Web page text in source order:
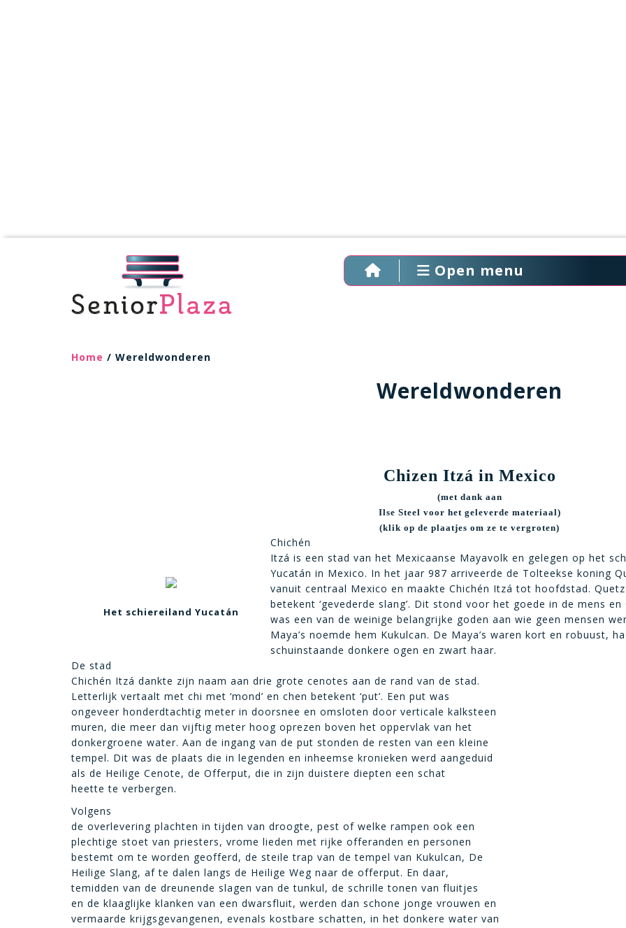
Open menu
Home / Wereldwonderen
Wereldwonderen
Chizen Itzá in Mexico
(met dank aan
Ilse Steel voor het geleverde materiaal)
(klik op de plaatjes om ze te vergroten)
Het schiereiland Yucatán
Chichén
Itzá is een stad van het Mexicaanse Mayavolk en gelegen op het
Yucatán in Mexico. In het jaar 987 arriveerde de Tolteekse koning
vanuit centraal Mexico en maakte Chichén Itzá tot hoofdstad.
betekent ‘gevederde slang’. Dit stond voor het goede in de mens
was een van de weinige belangrijke goden aan wie geen mensen
Maya’s noemde hem Kukulcan. De Maya’s waren kort en robuust,
schuinstaande donkere ogen en zwart haar.
De stad
Chichén Itzá dankte zijn naam aan drie grote cenotes aan de rand van de stad.
Letterlijk vertaalt met chi met ‘mond’ en chen betekent ‘put’. Een put was
ongeveer honderdtachtig meter in doorsnee en omsloten door verticale kalksteen
muren, die meer dan vijftig meter hoog oprezen boven het oppervlak van het
donkergroene water. Aan de ingang van de put stonden de resten van een kleine
tempel. Dit was de plaats die in legenden en inheemse kronieken werd aangeduid
als de Heilige Cenote, de Offerput, die in zijn duistere diepten een schat
heette te verbergen.
Volgens
de overlevering plachten in tijden van droogte, pest of welke rampen ook een
plechtige stoet van priesters, vrome lieden met rijke offeranden en personen
bestemt om te worden geofferd, de steile trap van de tempel van Kukulcan, De
Heilige Slang, af te dalen langs de Heilige Weg naar de offerput. En daar,
temidden van de dreunende slagen van de tunkul, de schrille tonen van fluitjes
en de klaaglijke klanken van een dwarsfluit, werden dan schone jonge vrouwen en
vermaarde krijgsgevangenen, evenals kostbare schatten, in het donkere water van